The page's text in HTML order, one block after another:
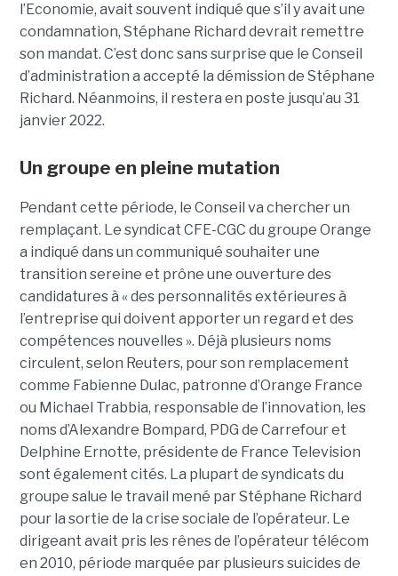
l’Economie, avait souvent indiqué que s’il y avait une
condamnation, Stéphane Richard devrait remettre
son mandat. C’est donc sans surprise que le Conseil
d’administration a accepté la démission de Stéphane
Richard. Néanmoins, il restera en poste jusqu’au 31
janvier 2022.
Un groupe en pleine mutation
Pendant cette période, le Conseil va chercher un
remplaçant. Le syndicat CFE-CGC du groupe Orange
a indiqué dans un communiqué souhaiter une
transition sereine et prône une ouverture des
candidatures à « des personnalités extérieures à
l’entreprise qui doivent apporter un regard et des
compétences nouvelles ». Déjà plusieurs noms
circulent, selon Reuters, pour son remplacement
comme Fabienne Dulac, patronne d’Orange France
ou Michael Trabbia, responsable de l’innovation, les
noms d’Alexandre Bompard, PDG de Carrefour et
Delphine Ernotte, présidente de France Television
sont également cités. La plupart de syndicats du
groupe salue le travail mené par Stéphane Richard
pour la sortie de la crise sociale de l’opérateur. Le
dirigeant avait pris les rênes de l’opérateur télécom
en 2010, période marquée par plusieurs suicides de